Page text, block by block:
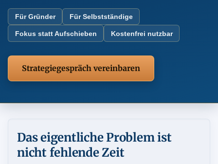
Für Gründer Für Selbstständige
Fokus statt Aufschieben Kostenfrei nutzbar
Strategiegespräch vereinbaren
Das eigentliche Problem ist
nicht fehlende Zeit